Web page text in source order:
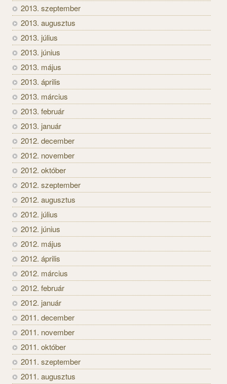
2013. szeptember
2013. augusztus
2013. július
2013. június
2013. május
2013. április
2013. március
2013. február
2013. január
2012. december
2012. november
2012. október
2012. szeptember
2012. augusztus
2012. július
2012. június
2012. május
2012. április
2012. március
2012. február
2012. január
2011. december
2011. november
2011. október
2011. szeptember
2011. augusztus